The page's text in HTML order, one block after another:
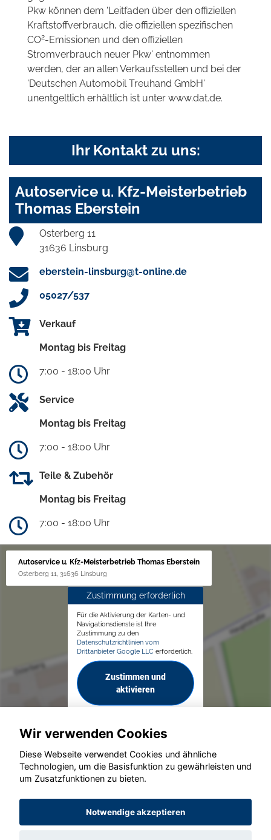
Pkw können dem 'Leitfaden über den offiziellen
Kraftstoffverbrauch, die offiziellen spezifischen
CO2-Emissionen und den offiziellen
Stromverbrauch neuer Pkw' entnommen
werden, der an allen Verkaufsstellen und bei der
'Deutschen Automobil Treuhand GmbH'
unentgeltlich erhältlich ist unter www.dat.de.
Ihr Kontakt zu uns:
Autoservice u. Kfz-Meisterbetrieb
Thomas Eberstein
Osterberg 11
31636 Linsburg
eberstein-linsburg@t-online.de
05027/537
Verkauf
Montag bis Freitag
7:00 - 18:00 Uhr
Service
Montag bis Freitag
7:00 - 18:00 Uhr
Teile & Zubehör
Montag bis Freitag
7:00 - 18:00 Uhr
Autoservice u. Kfz-Meisterbetrieb Thomas Eberstein
Osterberg 11, 31636 Linsburg
Zustimmung erforderlich
Für die Aktivierung der Karten- und
Navigationsdienste ist Ihre
Zustimmung zu den
Datenschutzrichtlinien vom
Drittanbieter Google LLC erforderlich.
Zustimmen und
aktivieren
© konjunkturmotor.de GmbH 2020 - 2026
Wir verwenden Cookies
Diese Webseite verwendet Cookies und ähnliche
Technologien, um die Basisfunktion zu gewährleisten und
um Zusatzfunktionen zu bieten.
Notwendige akzeptieren